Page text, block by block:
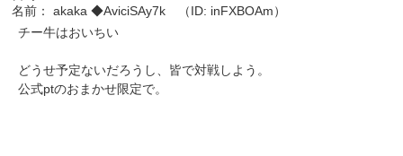
名前： akaka ◆AviciSAy7k （ID: inFXBOAm）
チー牛はおいちい
どうせ予定ないだろうし、皆で対戦しよう。
公式ptのおまかせ限定で。